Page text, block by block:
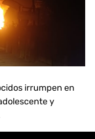
irrumpen en
y